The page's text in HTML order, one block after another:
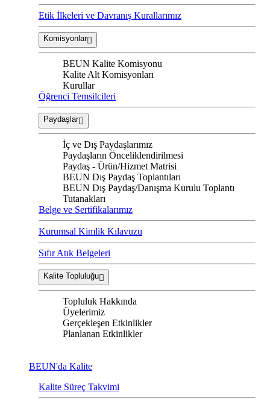
Etik İlkeleri ve Davranış Kurallarımız
Komisyonlar
BEUN Kalite Komisyonu
Kalite Alt Komisyonları
Kurullar
Öğrenci Temsilcileri
Paydaşlar
İç ve Dış Paydaşlarımız
Paydaşların Önceliklendirilmesi
Paydaş - Ürün/Hizmet Matrisi
BEUN Dış Paydaş Toplantıları
BEUN Dış Paydaş/Danışma Kurulu Toplantı
Tutanakları
Belge ve Sertifikalarımız
Kurumsal Kimlik Kılavuzu
Sıfır Atık Belgeleri
Kalite Topluluğu
Topluluk Hakkında
Üyelerimiz
Gerçekleşen Etkinlikler
Planlanan Etkinlikler
BEUN'da Kalite
Kalite Süreç Takvimi